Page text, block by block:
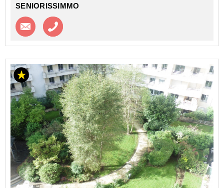
SENIORISSIMMO
Contacter l'agence